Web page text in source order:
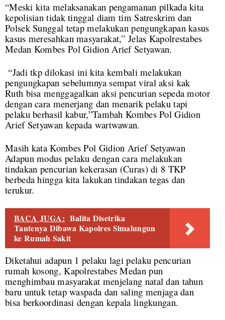
“Meski kita melaksanakan pengamanan pilkada kita
kepolisian tidak tinggal diam tim Satreskrim dan
Polsek Sunggal tetap melakukan pengungkapan kasus
kasus meresahkan masyarakat,” Jelas Kapolrestabes
Medan Kombes Pol Gidion Arief Setyawan.
“Jadi tkp dilokasi ini kita kembali melakukan
pengungkapan sebelumnya sempat viral aksi kak
Ruth bisa menggagalkan aksi pencurian sepeda motor
dengan cara menerjang dan menarik pelaku tapi
pelaku berhasil kabur,”Tambah Kombes Pol Gidion
Arief Setyawan kepada wartwawan.
Masih kata Kombes Pol Gidion Arief Setyawan
Adapun modus pelaku dengan cara melakukan
tindakan pencurian kekerasan (Curas) di 8 TKP
berbeda hingga kita lakukan tindakan tegas dan
terukur.
BACA JUGA: Balita Disetrika
Tantenya Dibawa Kapolres Simalungun
ke Rumah Sakit
Diketahui adapun 1 pelaku lagi pelaku pencurian
rumah kosong, Kapolrestabes Medan pun
menghimbau masyarakat menjelang natal dan tahun
baru untuk tetap waspada dan saling menjaga dan
bisa berkoordinasi dengan kepala lingkungan.